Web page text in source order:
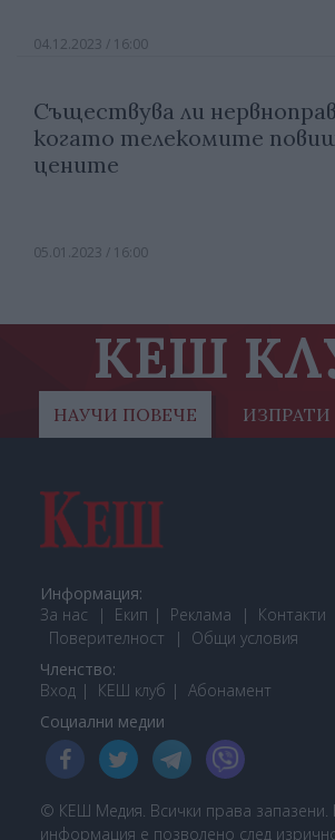
04.12.2023 / 16:00
Съществува ли
когато телекомите
цените
05.01.2023 / 16:00
КЕШ
НАУЧИ ПОВЕЧЕ ИЗПРАТИ
Информация:
За нас
Екип Реклама
Контакти
Поверителност
Общи условия
Членство:
Вход
КЕШ клуб Абонамент
Социални медии
© КЕШ Медия. Всички права запазени.
информация е позволено след